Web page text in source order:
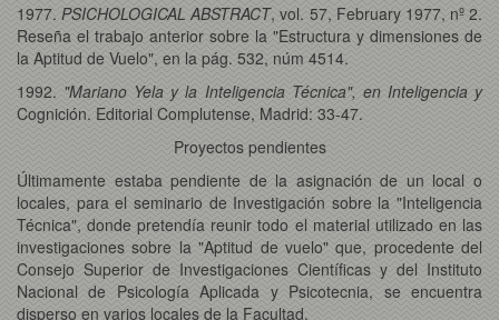
1977. PSICHOLOGICAL ABSTRACT, vol. 57, February 1977, nº 2.
Reseña el trabajo anterior sobre la "Estructura y dimensiones de
la Aptitud de Vuelo", en la pág. 532, núm 4514.
1992. "Mariano Yela y la Inteligencia Técnica", en Inteligencia y
Cognición. Editorial Complutense, Madrid: 33-47.
Proyectos pendientes
Últimamente estaba pendiente de la asignación de un local o
locales, para el seminario de Investigación sobre la "Inteligencia
Técnica", donde pretendía reunir todo el material utilizado en las
investigaciones sobre la "Aptitud de vuelo" que, procedente del
Consejo Superior de Investigaciones Científicas y del Instituto
Nacional de Psicología Aplicada y Psicotecnia, se encuentra
disperso en varios locales de la Facultad.